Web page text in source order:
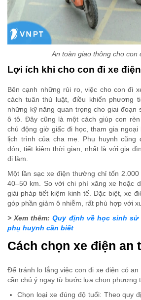
An toàn giao thông cho con
Lợi ích khi cho con đi xe điện
Bên cạnh những rủi ro, việc cho con đi
cách tuân thủ luật, điều khiển phương
những kỹ năng quan trọng cho giai đoạn
ô tô. Đây cũng là một cách giúp con
chủ động giờ giấc đi học, tham gia ngoại
lịch trình của cha mẹ. Phụ huynh
đón, tiết kiệm thời gian, nhất là với gia
đi làm.
Một lần sạc xe điện thường chỉ tốn
40–50 km. So với chi phí xăng xe hoặc
giải pháp tiết kiệm kinh tế. Đặc biệt, xe
góp phần giảm ô nhiễm, rất phù hợp với
> Xem thêm:Quy định về học sinh sử
phụ huynh cần biết
Cách chọn xe điện an
Để tránh lo lắng việc con đi xe điện có an
cần chú ý ngay từ bước lựa chọn phương
Chọn loại xe đúng độ tuổi: Theo quy